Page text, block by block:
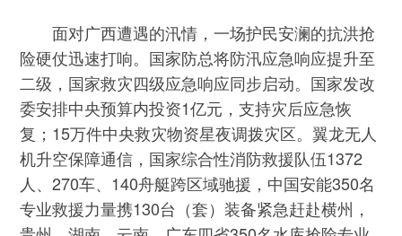
面对广西遭遇的汛情，一场护民安澜的抗洪抢
险硬仗迅速打响。国家防总将防汛应急响应提升至
二级，国家救灾四级应急响应同步启动。国家发改
委安排中央预算内投资1亿元，支持灾后应急恢
复；15万件中央救灾物资星夜调拨灾区。翼龙无人
机升空保障通信，国家综合性消防救援队伍1372
人、270车、140舟艇跨区域驰援，中国安能350名
专业救援力量携130台（套）装备紧急赶赴横州，